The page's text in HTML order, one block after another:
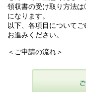
領収書の受け取り方法
になります。
以下、各項目について
お進みください。
＜ご申請の流れ＞